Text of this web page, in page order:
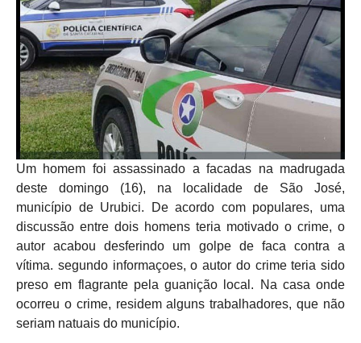
Um homem foi assassinado a facadas na madrugada
deste domingo (16), na localidade de São José,
município de Urubici. De acordo com populares, uma
discussão entre dois homens teria motivado o crime, o
autor acabou desferindo um golpe de faca contra a
vítima. segundo informaçoes, o autor do crime teria sido
preso em flagrante pela guanição local. Na casa onde
ocorreu o crime, residem alguns trabalhadores, que não
seriam natuais do município.